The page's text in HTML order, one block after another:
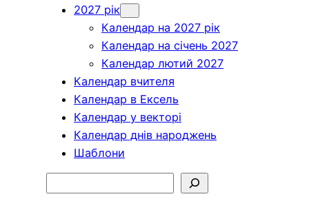
2027 рік
Календар на 2027 рік
Календар на січень 2027
Календар лютий 2027
Календар вчителя
Календар в Ексель
Календар у векторі
Календар днів народжень
Шаблони